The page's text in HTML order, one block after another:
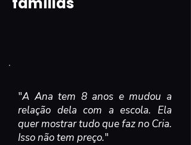
"A Ana tem 8 anos e mudou a
relação dela com a escola. Ela
quer mostrar tudo que faz no Cria.
Isso não tem preço."